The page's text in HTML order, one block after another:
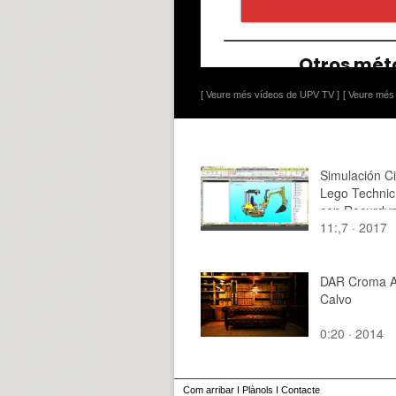
[ Veure més vídeos de UPV TV ] [ Veure
Simulación
Lego
con
3 ¿ 1 de 4
11:,7 · 2017
DAR Croma
Calvo
0:20 · 2014
Com arribar I Plànols I Contacte